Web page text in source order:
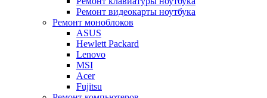
Ремонт видеокарты ноутбука
Ремонт моноблоков
ASUS
Hewlett Packard
Lenovo
MSI
Acer
Fujitsu